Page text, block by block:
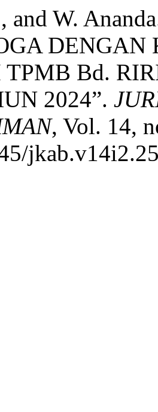
and W.
DENGAN
Bd.
2024”.
, Vol. 14,